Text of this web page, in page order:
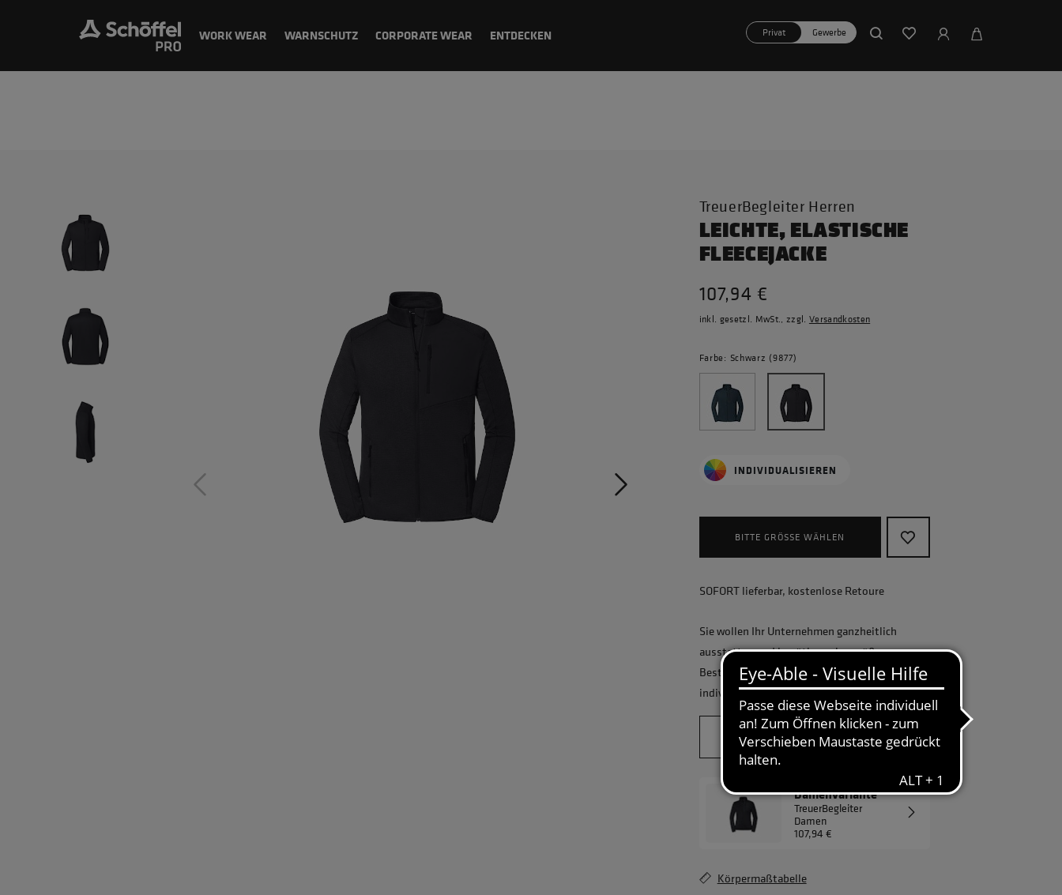
WORK WEAR WARNSCHUTZ CORPORATE WEAR ENTDECKEN Privat Gewerbe
TreuerBegleiter Herren
LEICHTE, ELASTISCHE
FLEECEJACKE
107,94 €
inkl. gesetzl. MwSt., zzgl. Versandkosten
Farbe: Schwarz (9877)
INDIVIDUALISIEREN
BITTE GRÖSSE WÄHLEN
SOFORT lieferbar, kostenlose Retoure
Sie wollen Ihr Unternehmen ganzheitlich
ausstatten und benötigen eine größere
Bestellmenge? Gerne erstellen wir Ihnen ein
individuelles Angebot.
JETZT ANFRAGEN
Damenvariante
TreuerBegleiter
Damen
107,94 €
Körpermaßtabelle